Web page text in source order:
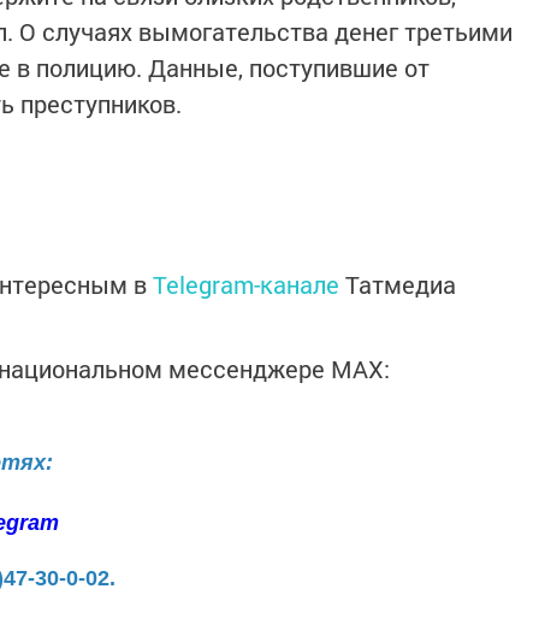
О случаях вымогательства денег третьими
в полицию. Данные, поступившие от
преступников.
вTelegram-канале Татмедиа
мессенджере MАХ:
30-0-02.